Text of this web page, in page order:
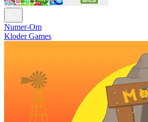
Numer-Om
Kloder Games